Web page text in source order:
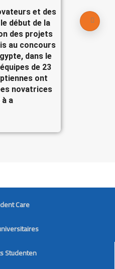
et des
début de la
des projets
au concours
dans le
de 23
ont
novatrices
a
FOOTER
Care
Studenten